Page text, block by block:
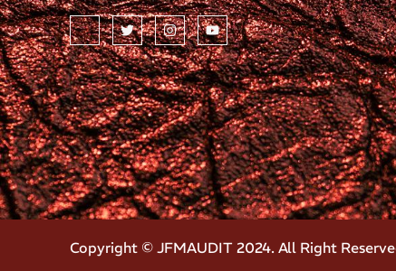
Copyright © JFMAUDIT 2024. All Right